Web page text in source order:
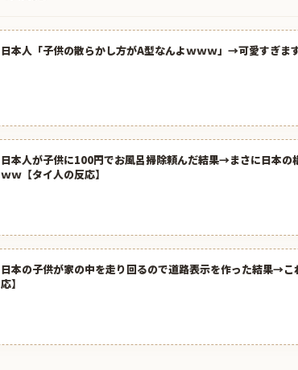
日本人「子供の散らかし方がA型なんよｗｗｗ」→可愛すぎま
日本人が子供に100円でお風呂掃除頼んだ結果→まさに日本の
ｗｗ【タイ人の反応】
日本の子供が家の中を走り回るので道路表示を作った結果→
応】